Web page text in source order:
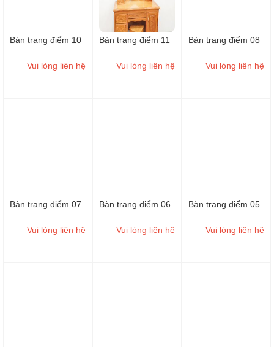
Bàn trang điểm 10
Vui lòng liên hệ
Bàn trang điểm 11
Vui lòng liên hệ
Bàn trang điểm 08
Vui lòng liên hệ
Bàn trang điểm 07
Vui lòng liên hệ
Bàn trang điểm 06
Vui lòng liên hệ
Bàn trang điểm 05
Vui lòng liên hệ